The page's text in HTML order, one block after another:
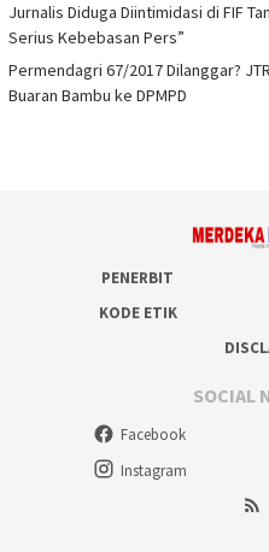
Jurnalis Diduga Diintimidasi di FIF
Serius Kebebasan Pers”
Permendagri 67/2017 Dilanggar?
Buaran Bambu ke DPMPD
PENERBIT
KODE ETIK
SOCIAL
Facebook
Instagram